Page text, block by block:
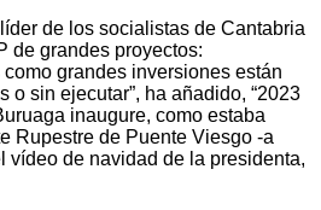
de los socialistas de Cantabria
de grandes proyectos:
grandes inversiones están
o sin ejecutar”, ha añadido, “2023
inaugure, como estaba
Rupestre de Puente Viesgo -a
vídeo de navidad de la presidenta,